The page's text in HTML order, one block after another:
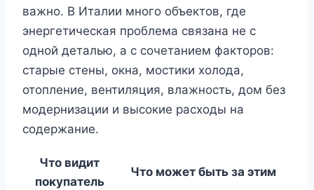
важно. В Италии много объектов, где
энергетическая проблема связана не с
одной деталью, а с сочетанием факторов:
старые стены, окна, мостики холода,
отопление, вентиляция, влажность, дом без
модернизации и высокие расходы на
содержание.
Что видит
покупатель
Что может быть за этим